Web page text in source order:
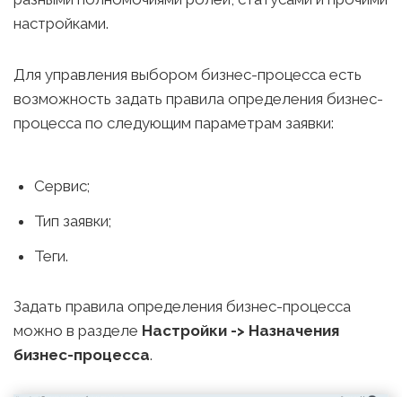
настройками.
Для управления выбором бизнес-процесса есть
возможность задать правила определения бизнес-
процесса по следующим параметрам заявки:
Сервис;
Тип заявки;
Теги.
Задать правила определения бизнес-процесса
можно в разделе Настройки -> Назначения
бизнес-процесса.